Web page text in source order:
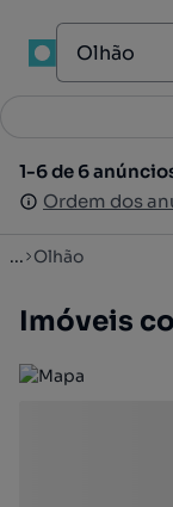
1-6 de 6
Ordem dos
1-6 de 6
Ordem dos
... Olhão
Imóveis